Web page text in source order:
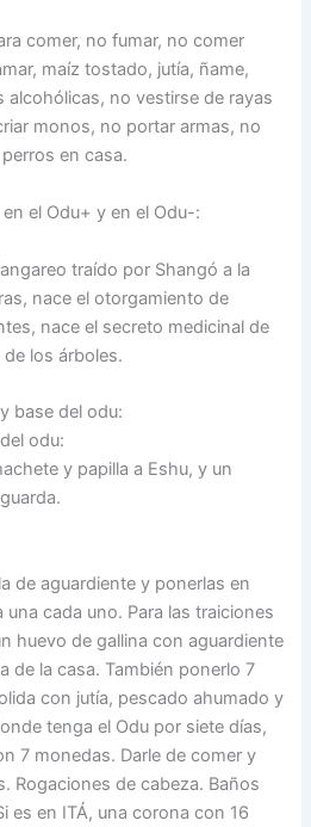
comer, no fumar, no comer
maíz tostado, jutía, ñame,
alcohólicas, no vestirse de rayas
monos, no portar armas, no
en casa.
el Odu+ y en el Odu-:
traído por Shangó a la
nace el otorgamiento de
nace el secreto medicinal de
los árboles.
base del odu:
odu:
y papilla a Eshu, y un
de aguardiente y ponerlas en
una cada uno. Para las traiciones
huevo de gallina con aguardiente
de la casa. También ponerlo 7
con jutía, pescado ahumado y
tenga el Odu por siete días,
7 monedas. Darle de comer y
Rogaciones de cabeza. Baños
es en ITÁ, una corona con 16